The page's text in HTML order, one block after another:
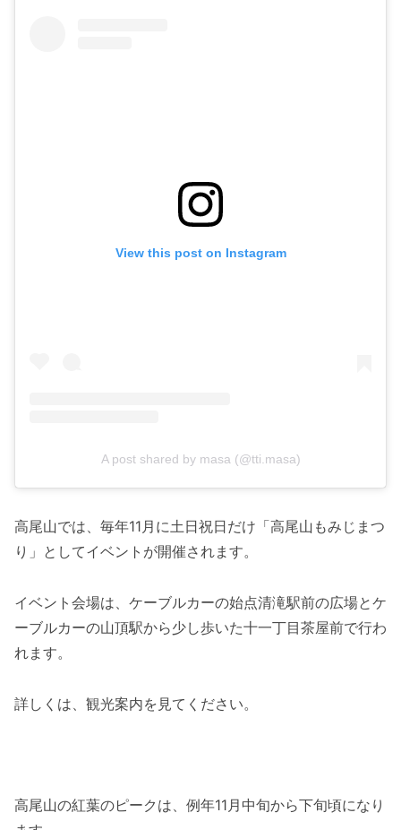
View this post on Instagram
A post shared by masa (@tti.masa)
高尾山では、毎年11月に土日祝日だけ「高尾山もみじまつ
り」としてイベントが開催されます。
イベント会場は、ケーブルカーの始点清滝駅前の広場とケ
ーブルカーの山頂駅から少し歩いた十一丁目茶屋前で行わ
れます。
詳しくは、観光案内を見てください。
高尾山の紅葉のピークは、例年11月中旬から下旬頃になり